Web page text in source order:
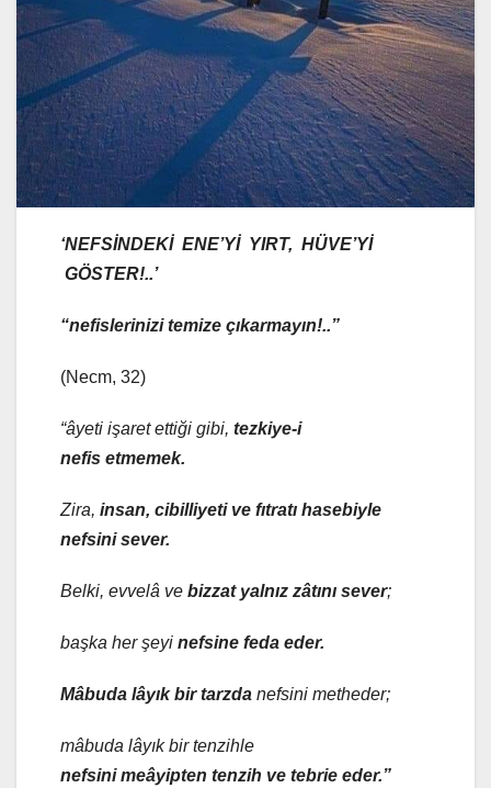
‘NEFSİNDEKİ ENE’Yİ YIRT, HÜVE’Yİ
GÖSTER!..’
“nefislerinizi temize çıkarmayın!..”
(Necm, 32)
“âyeti işaret ettiği gibi, tezkiye-i
nefis etmemek.
Zira, insan, cibilliyeti ve fıtratı hasebiyle
nefsini sever.
Belki, evvelâ ve bizzat yalnız zâtını sever;
başka her şeyi nefsine feda eder.
Mâbuda lâyık bir tarzda nefsini metheder;
mâbuda lâyık bir tenzihle
nefsini meâyipten tenzih ve tebrie eder.”